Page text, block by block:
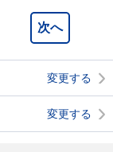
次へ
変更する
変更する